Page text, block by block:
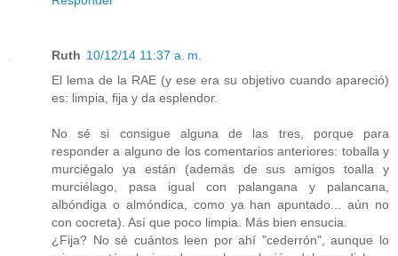
Ruth 10/12/14 11:37 a. m.
El lema de la RAE (y ese era su objetivo cuando apareció)
es: limpia, fija y da esplendor.
No sé si consigue alguna de las tres, porque para
responder a alguno de los comentarios anteriores: toballa y
murciégalo ya están (además de sus amigos toalla y
murciélago, pasa igual con palangana y palancana,
albóndiga o almóndica, como ya han apuntado... aún no
con cocreta). Así que poco limpia. Más bien ensucia.
¿Fija? No sé cuántos leen por ahí "cederrón", aunque lo